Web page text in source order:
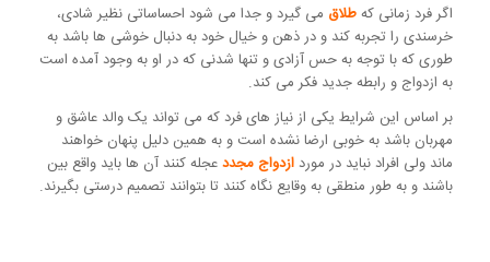
اگر فرد زمانی کهطلاق می گیرد و جدا می شود احساساتی نظیر شادی،
خرسندی را تجربه کند و در ذهن و خیال خود به دنبال خوشی ها باشد به
طوری که با توجه به حس آزادی و تنها شدنی که در او به وجود آمده است
به ازدواج و رابطه جدید فکر می کند.
بر اساس این شرایط یکی از نیاز های فرد که می تواند یک والد عاشق و
مهربان باشد به خوبی ارضا نشده است و به همین دلیل پنهان خواهند
ماند ولی افراد نباید در مورد ازدواج مجددعجله کنند آن ها باید واقع بین
باشند و به طور منطقی به وقایع نگاه کنند تا بتوانند تصمیم درستی بگیرند.